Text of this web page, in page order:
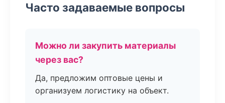
Часто задаваемые вопросы
Можно ли закупить материалы
через вас?
Да, предложим оптовые цены и
организуем логистику на объект.